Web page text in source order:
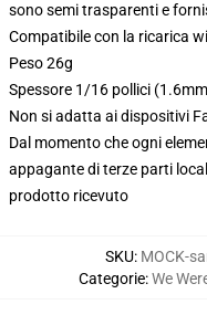
sono semi trasparenti e
Compatibile con la ricarica
Peso 26g
Spessore 1/16 pollici
Non si adatta ai dispositivi
Dal momento che ogni
appagante di terze parti
prodotto ricevuto
SKU: MOCK-
Categorie:We